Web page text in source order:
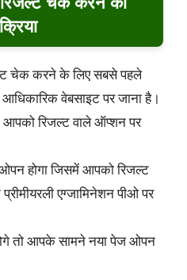
चेक करने के लिए सबसे पहले
वेबसाइट पर जाना है।
आपको रिजल्ट वाले ऑप्शन पर
होगा जिसमें आपको रिजल्ट
एग्जामिनेशन पीओ पर
तो आपके सामने नया पेज ओपन